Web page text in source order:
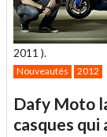
2011 ).
Nouveautés 2012
Dafy Moto
casques qui